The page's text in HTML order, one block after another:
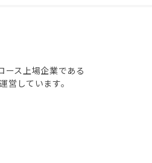
ース上場企業である
しています。